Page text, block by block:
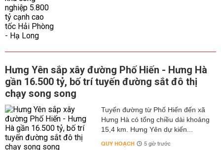
Hưng Yên sắp xây đường Phố Hiến - Hưng Hà
gần 16.500 tỷ, bố trí tuyến đường sắt đô thị
chạy song song
Tuyến đường từ Phố Hiến đến xã
Hưng Hà có tổng chiều dài khoảng
15,4 km. Hưng Yên dự kiến...
QUY HOẠCH 5 giờ trước